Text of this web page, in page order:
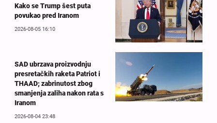
Kako se Trump šest puta
povukao pred Iranom
2026-08-05 16:10
SAD ubrzava proizvodnju
presretačkih raketa Patriot i
THAAD; zabrinutost zbog
smanjenja zaliha nakon rata s
Iranom
2026-08-04 23:48